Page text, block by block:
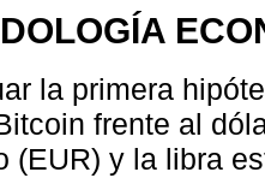
la primera
frente al
(EUR) y la libra